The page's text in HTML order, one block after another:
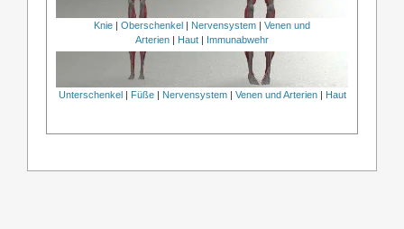
Knie | Oberschenkel | Nervensystem | Venen und
Arterien | Haut | Immunabwehr
Unterschenkel| Füße| Nervensystem| Venen und Arterien| Haut